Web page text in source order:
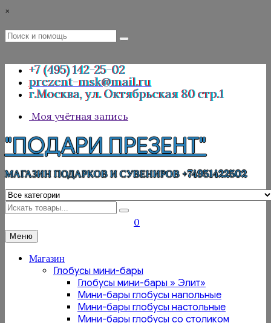
Перейти
содержимому
×
Поиск
Поиск
+7 (495) 142-25-02
prezent-msk@mail.ru
г.Москва, ул. Октябрьская 80 стр.1
Моя учётная запись
"ПОДАРИ ПРЕЗЕНТ"
МАГАЗИН ПОДАРКОВ И СУВЕНИРОВ +74951422502
Искать
0
Меню
Магазин
Глобусы мини-бары
Глобусы мини-бары » Элит»
Мини-бары глобусы напольные
Мини-бары глобусы настольные
Мини-бары глобусы со столиком